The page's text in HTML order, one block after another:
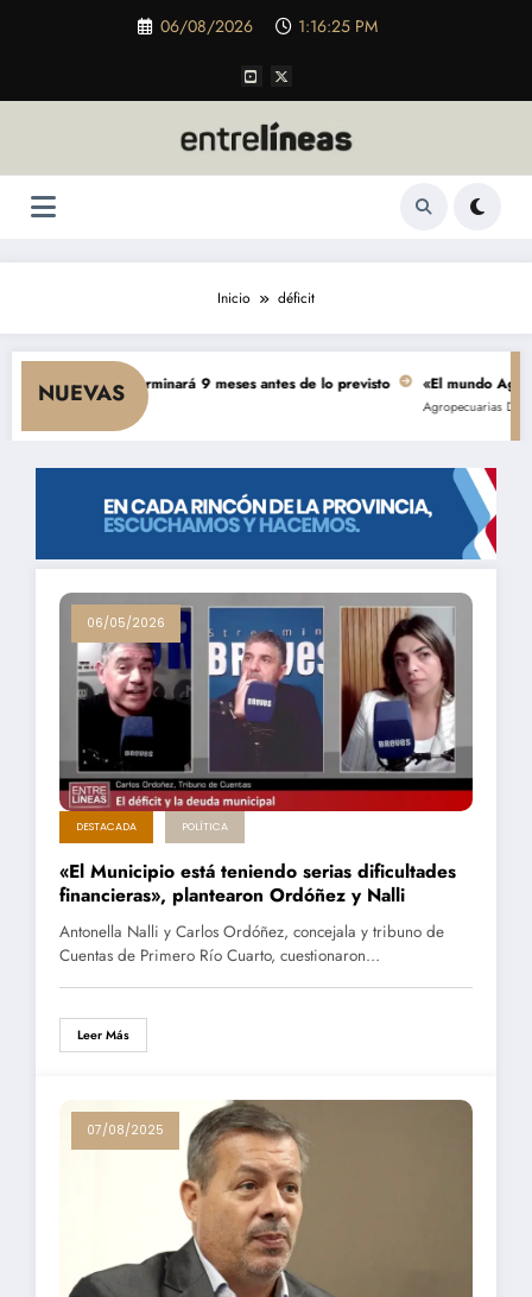
06/08/2026 1:16:26 PM
Inicio déficit
NUEVAS
millones se terminará 9 meses antes de lo previsto «El mundo AgTech
Agropecuarias Destacada
06/05/2026
DESTACADA POLÍTICA
«El Municipio está teniendo serias dificultades
financieras», plantearon Ordóñez y Nalli
Antonella Nalli y Carlos Ordóñez, concejala y tribuno de
Cuentas de Primero Río Cuarto, cuestionaron…
Leer Más
07/08/2025